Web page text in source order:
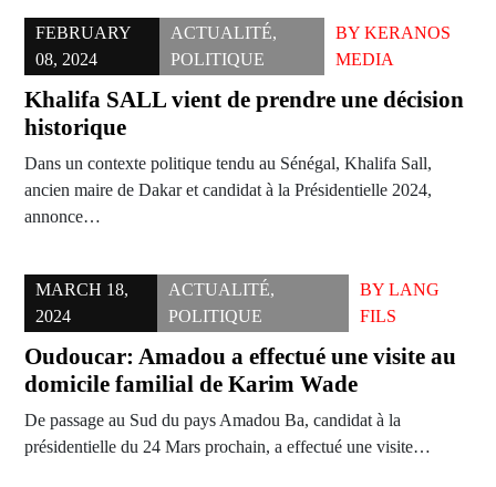
FEBRUARY
08, 2024
ACTUALITÉ,
POLITIQUE
BYKERANOS
MEDIA
Khalifa SALL vient de prendre une décision
historique
Dans un contexte politique tendu au Sénégal, Khalifa Sall,
ancien maire de Dakar et candidat à la Présidentielle 2024,
annonce…
MARCH 18,
2024
ACTUALITÉ,
POLITIQUE
BYLANG
FILS
Oudoucar: Amadou a effectué une visite au
domicile familial de Karim Wade
De passage au Sud du pays Amadou Ba, candidat à la
présidentielle du 24 Mars prochain, a effectué une visite…